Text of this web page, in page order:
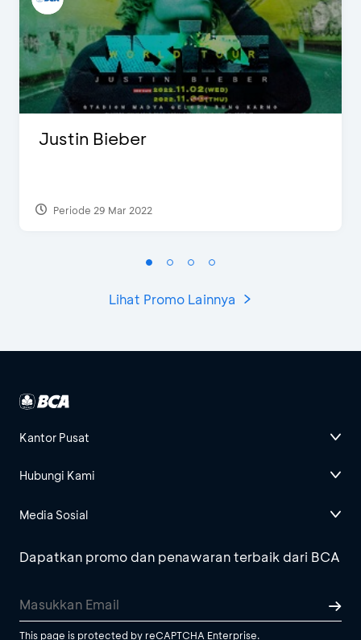
Justin Bieber
Periode 29 Mar 2022
Lihat Promo Lainnya
Kantor Pusat
Hubungi Kami
Media Sosial
Dapatkan promo dan penawaran terbaik dari BCA
This page is protected by reCAPTCHA Enterprise.